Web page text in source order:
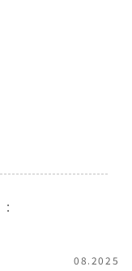
:
08.2025